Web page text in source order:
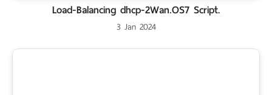
Load-Balancing dhcp-2Wan.OS7 Script.
3 Jan 2024